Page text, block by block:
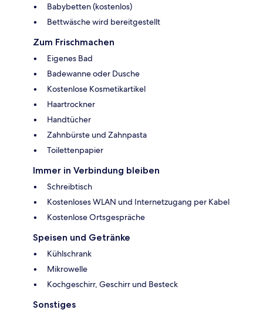
Babybetten (kostenlos)
Bettwäsche wird bereitgestellt
Zum Frischmachen
Eigenes Bad
Badewanne oder Dusche
Kostenlose Kosmetikartikel
Haartrockner
Handtücher
Zahnbürste und Zahnpasta
Toilettenpapier
Immer in Verbindung bleiben
Schreibtisch
Kostenloses WLAN und Internetzugang per Kabel
Kostenlose Ortsgespräche
Speisen und Getränke
Kühlschrank
Mikrowelle
Kochgeschirr, Geschirr und Besteck
Sonstiges